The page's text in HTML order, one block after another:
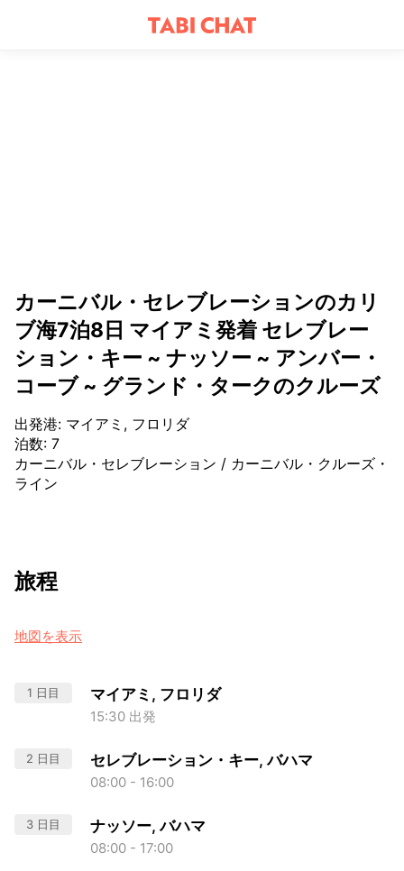
カーニバル・セレブレーションのカリ
ブ海7泊8日 マイアミ発着 セレブレー
ション・キー ~ ナッソー ~ アンバー・
コーブ ~ グランド・タークのクルーズ
出発港: マイアミ, フロリダ
泊数: 7
カーニバル・セレブレーション / カーニバル・クルーズ・
ライン
旅程
地図を表示
1 日目 マイアミ, フロリダ
15:30 出発
2 日目 セレブレーション・キー, バハマ
08:00 - 16:00
3 日目 ナッソー, バハマ
08:00 - 17:00